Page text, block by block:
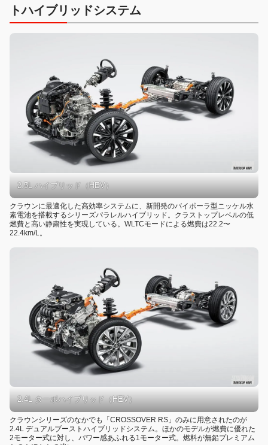
トハイブリッドシステム
2.5L ハイブリッド（HEV）
クラウンに最適化した高効率システムに、新開発のバイポーラ型ニッケル水
素電池を搭載するシリーズパラレルハイブリッド。クラストップレベルの低
燃費と高い静粛性を実現している。WLTCモードによる燃費は22.2〜
22.4km/L。
2.4L ターボハイブリッド（HEV）
クラウンシリーズのなかでも「CROSSOVER RS」のみに用意されたのが
2.4L デュアルブーストハイブリッドシステム。ほかのモデルが燃費に優れた
2モーター式に対し、パワー感あふれる1モーター式。燃料が無鉛プレミアム